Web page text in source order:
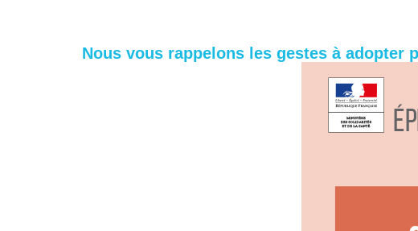
Nous vous rappelons les gestes à adopter